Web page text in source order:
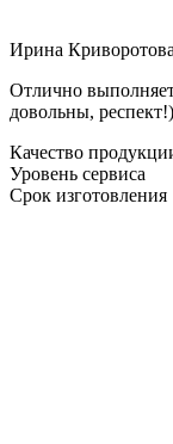
Ирина Криворотова
Отлично
довольны, респект!)
Качество
Уровень сервиса
Срок изготовления